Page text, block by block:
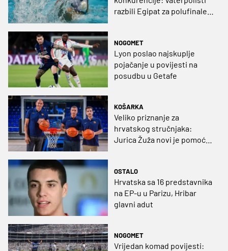
razbili Egipat za polufinale
NOGOMET
Lyon poslao najskuplje
pojačanje u povijesti na
posudbu u Getafe
KOŠARKA
Veliko priznanje za
hrvatskog stručnjaka:
Jurica Žuža novi je pomoćni
OSTALO
Hrvatska sa 16 predstavnika
na EP-u u Parizu, Hribar
glavni adut
NOGOMET
Vrijedan komad povijesti: